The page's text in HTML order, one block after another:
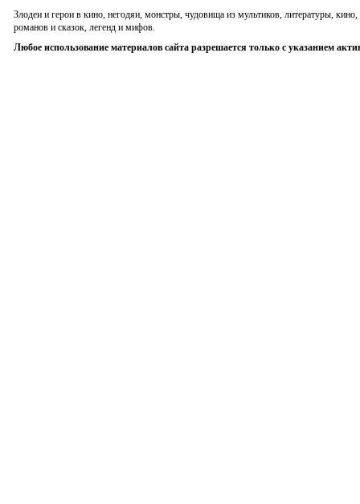
Злодеи и герои в кино, негодяи, монстры, чудовища из мультиков, литературы,
романов и сказок, легенд и мифов.
Любое использование материалов сайта разрешается только с указанием